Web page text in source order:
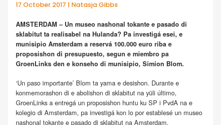
17 October 2017 | Natasja Gibbs
AMSTERDAM – Un museo nashonal tokante e pasado di
sklabitut ta realisabel na Hulanda? Pa investigá esei, e
munisipio Amsterdam a reservá 100.000 euro riba e
proposishon di presupuesto, segun e miembro pa
GroenLinks den e konseho di munisipio, Simion Blom.
‘Un paso importante’ Blom ta yama e desishon. Durante e
konmemorashon di e abolishon di sklabitut na yüli último,
GroenLinks a entregá un proposishon huntu ku SP i PvdA na e
kolegio di Amsterdam, pa investigá kon lo por establesé un museo
nashonal tokante e pasado di sklabitut na Amsterdam.